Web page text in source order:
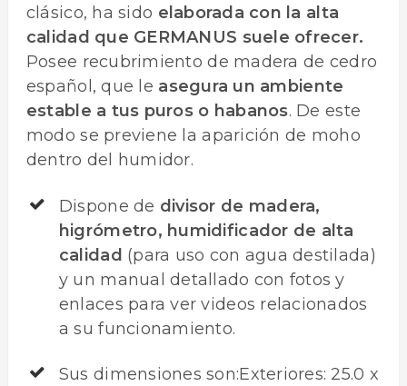
clásico, ha sido elaborada con la alta
calidad que GERMANUS suele ofrecer.
Posee recubrimiento de madera de cedro
español, que le asegura un ambiente
estable a tus puros o habanos. De este
modo se previene la aparición de moho
dentro del humidor.
Dispone de divisor de madera,
higrómetro, humidificador de alta
calidad (para uso con agua destilada)
y un manual detallado con fotos y
enlaces para ver videos relacionados
a su funcionamiento.
Sus dimensiones son:Exteriores: 25.0 x